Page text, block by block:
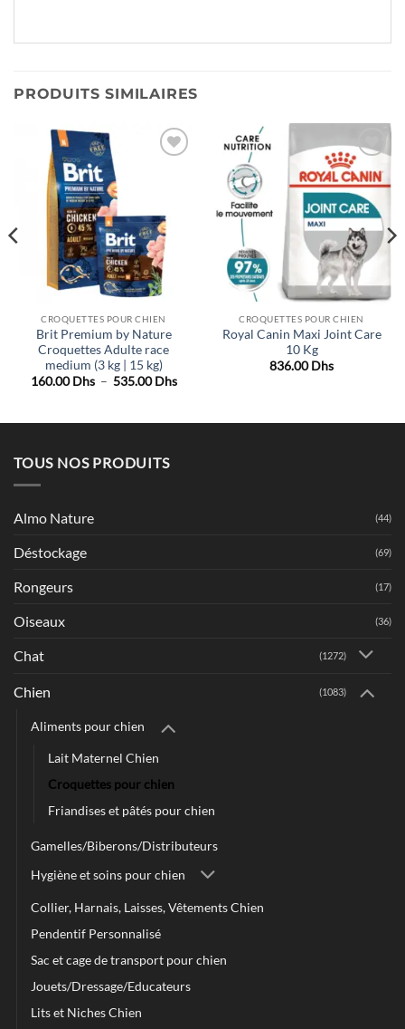
PRODUITS SIMILAIRES
CROQUETTES POUR CHIEN
Brit Premium by Nature
Croquettes Adulte race
medium (3 kg | 15 kg)
160.00Dhs – 535.00DhsPlage
à
Ajouter
à la liste
de
souhaits
CROQUETTES POUR CHIEN
Royal Canin Maxi Joint Care
10 Kg
836.00Dhs
TOUS NOS PRODUITS
Almo Nature (44)
Déstockage (69)
Rongeurs (17)
Oiseaux (36)
Chat (1272)
Chien (1083)
Aliments pour chien
Lait Maternel Chien
Croquettes pour chien
Friandises et pâtés pour chien
Gamelles/Biberons/Distributeurs
Hygiène et soins pour chien
Collier, Harnais, Laisses, Vêtements Chien
Pendentif Personnalisé
Sac et cage de transport pour chien
Jouets/Dressage/Educateurs
Lits et Niches Chien